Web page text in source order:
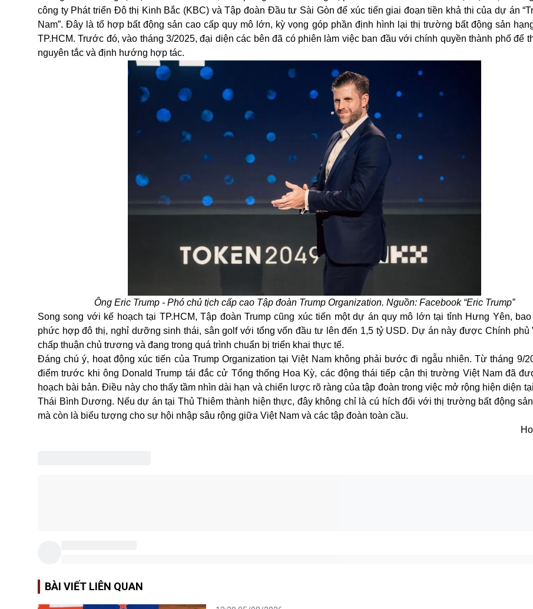
công ty Phát triển Đô thị Kinh Bắc (KBC) và Tập đoàn Đầu tư Sài Gòn để xúc tiến giai đoạn tiền khả thi của dự án
Nam”. Đây là tổ hợp bất động sản cao cấp quy mô lớn, kỳ vọng góp phần định hình lại thị trường bất động sản
TP.HCM. Trước đó, vào tháng 3/2025, đại diện các bên đã có phiên làm việc ban đầu với chính quyền thành phố để
nguyên tắc và định hướng hợp tác.
Ông Eric Trump - Phó chủ tịch cấp cao Tập đoàn Trump Organization. Nguồn: Facebook “Eric Trump”
Song song với kế hoạch tại TP.HCM, Tập đoàn Trump cũng xúc tiến một dự án quy mô lớn tại tỉnh Hưng Yên, bao
phức hợp đô thị, nghỉ dưỡng sinh thái, sân golfvới tổng vốn đầu tư lên đến 1,5 tỷ USD. Dự án nàyđược Chính phủ
chấp thuận chủ trương và đang trong quá trình chuẩn bị triển khai thực tế.
Đáng chú ý, hoạt động xúc tiến của Trump Organization tạiViệt Namkhông phải bước đi ngẫu nhiên. Từ tháng 9/
điểm trước khi ông Donald Trump tái đắc cử Tổng thống Hoa Kỳ, các động thái tiếp cận thị trường Việt Nam đã
hoạch bài bản. Điều nàycho thấy tầm nhìn dài hạn và chiến lược rõ ràng của tập đoàn trong việc mở rộng hiện diện
Thái Bình Dương. Nếu dự án tại Thủ Thiêm thành hiện thực, đây không chỉ là cú hích đối với thị trường bất động
mà còn là biểu tượng cho sự hội nhập sâu rộng giữa Việt Nam và các tập đoàn toàn cầu.
BÀI VIẾT LIÊN QUAN